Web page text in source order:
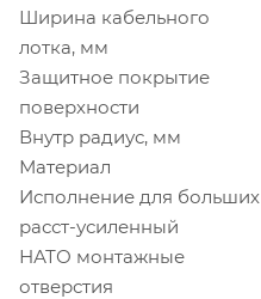
Ширина кабельного
лотка, мм
Защитное покрытие
поверхности
Внутр радиус, мм
Материал
Исполнение для больших
расст-усиленный
НАТО монтажные
отверстия